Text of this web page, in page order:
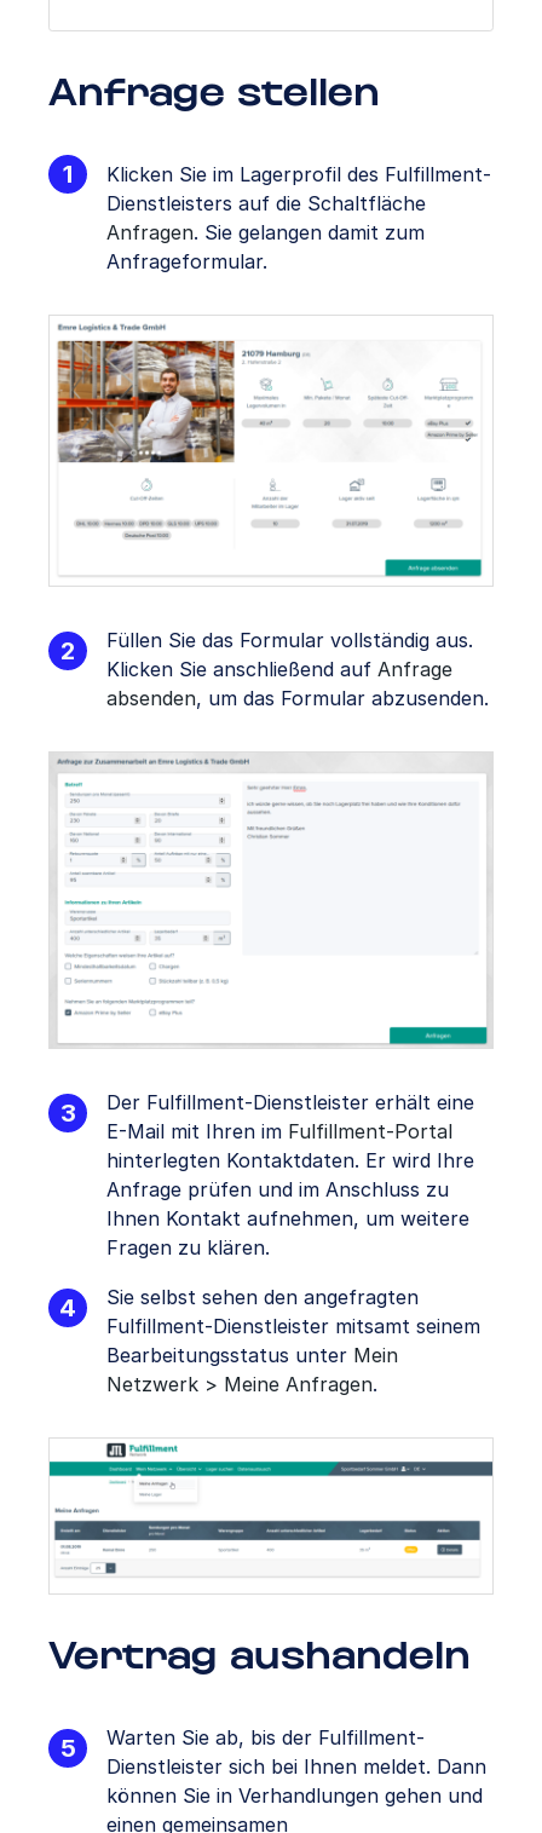
Anfrage stellen
Klicken Sie im Lagerprofil des Fulfillment-
Dienstleisters auf die Schaltfläche
Anfragen. Sie gelangen damit zum
Anfrageformular.
Füllen Sie das Formular vollständig aus.
Klicken Sie anschließend auf Anfrage
absenden, um das Formular abzusenden.
Der Fulfillment-Dienstleister erhält eine
E-Mail mit Ihren im Fulfillment-Portal
hinterlegten Kontaktdaten. Er wird Ihre
Anfrage prüfen und im Anschluss zu
Ihnen Kontakt aufnehmen, um weitere
Fragen zu klären.
Sie selbst sehen den angefragten
Fulfillment-Dienstleister mitsamt seinem
Bearbeitungsstatus unter Mein
Netzwerk > Meine Anfragen.
Vertrag aushandeln
Warten Sie ab, bis der Fulfillment-
Dienstleister sich bei Ihnen meldet. Dann
können Sie in Verhandlungen gehen und
einen gemeinsamen